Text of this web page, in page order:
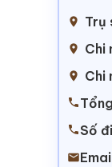
Trụ
Chi
Chi
Số